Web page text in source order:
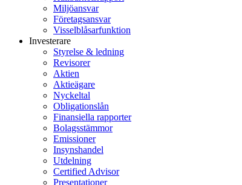
Miljöansvar
Företagsansvar
Visselblåsarfunktion
Investerare
Styrelse & ledning
Revisorer
Aktien
Aktieägare
Nyckeltal
Obligationslån
Finansiella rapporter
Bolagsstämmor
Emissioner
Insynshandel
Utdelning
Certified Advisor
Presentationer